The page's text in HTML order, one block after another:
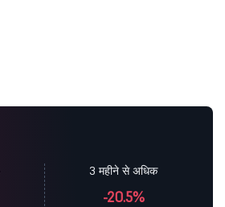
3 महीने से अधिक
-20.5%